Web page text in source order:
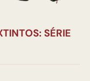
SÉRIE